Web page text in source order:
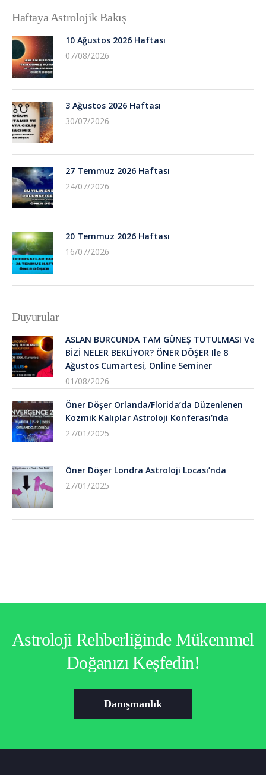
Haftaya Astrolojik Bakış
10 Ağustos 2026 Haftası
07/08/2026
3 Ağustos 2026 Haftası
30/07/2026
27 Temmuz 2026 Haftası
24/07/2026
20 Temmuz 2026 Haftası
16/07/2026
Duyurular
ASLAN BURCUNDA TAM GÜNEŞ TUTULMASI Ve
BİZİ NELER BEKLİYOR? ÖNER DÖŞER Ile 8
Ağustos Cumartesi, Online Seminer
01/08/2026
Öner Döşer Orlanda/Florida’da Düzenlenen
Kozmik Kalıplar Astroloji Konferası’nda
27/01/2025
Öner Döşer Londra Astroloji Locası’nda
27/01/2025
Astroloji Rehberliğinde Mükemmel
Doğanızı Keşfedin!
Danışmanlık